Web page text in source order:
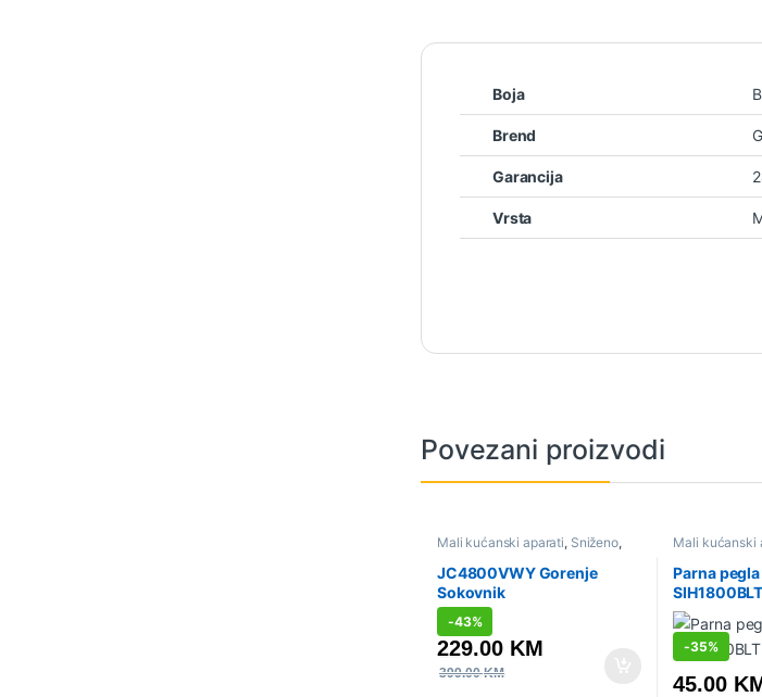
Boja
Brend
Garancija
Vrsta
Povezani proizvodi
Mali kućanski aparati, Sniženo,
Sokovnici i citrusete
JC4800VWY Gorenje
Sokovnik
-43%
229.00 KM
399.00KM
Mali kućanski
Parna
SIH1800BLT
-35%
45.00